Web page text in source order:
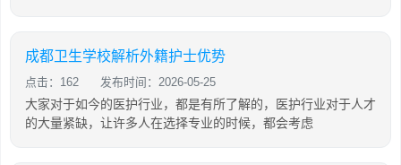
成都卫生学校解析外籍护士优势
点击：162 发布时间：2026-05-25
大家对于如今的医护行业，都是有所了解的，医护行业对于人才
的大量紧缺，让许多人在选择专业的时候，都会考虑